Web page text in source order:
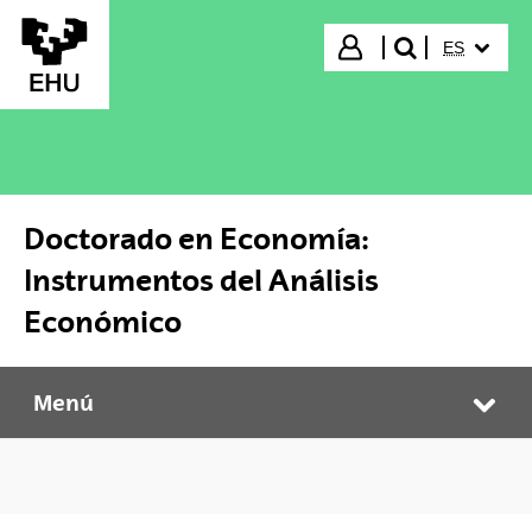
Saltar al contenido principal
Iniciar sesión
buscar"
ES
Doctorado en Economía:
Instrumentos del Análisis
Económico
Doctorado en Economía: Instrumentos del Análisis Económico
Menú